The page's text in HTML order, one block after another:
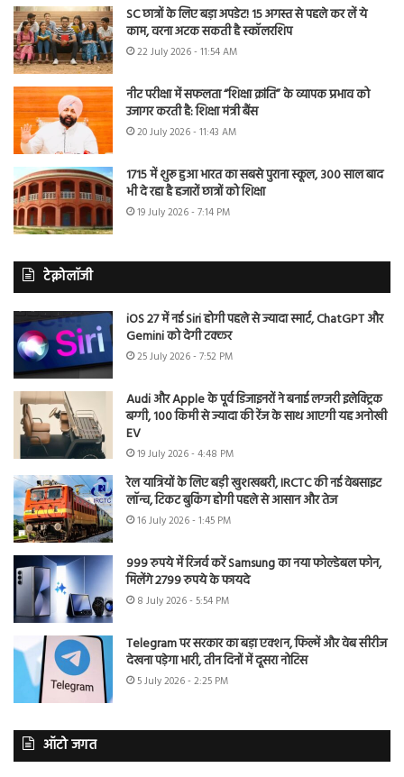
SC छात्रों के लिए बड़ा अपडेट! 15 अगस्त से पहले कर लें ये
काम, वरना अटक सकती है स्कॉलरशिप
22 July 2026 - 11:54 AM
नीट परीक्षा में सफलता “शिक्षा क्रांति” के व्यापक प्रभाव को
उजागर करती है: शिक्षा मंत्री बैंस
20 July 2026 - 11:43 AM
1715 में शुरू हुआ भारत का सबसे पुराना स्कूल, 300 साल बाद
भी दे रहा है हजारों छात्रों को शिक्षा
19 July 2026 - 7:14 PM
टेक्नोलॉजी
iOS 27 में नई Siri होगी पहले से ज्यादा स्मार्ट, ChatGPT और
Gemini को देगी टक्कर
25 July 2026 - 7:52 PM
Audi और Apple के पूर्व डिजाइनरों ने बनाई लग्जरी इलेक्ट्रिक
बग्गी, 100 किमी से ज्यादा की रेंज के साथ आएगी यह अनोखी
EV
19 July 2026 - 4:48 PM
रेल यात्रियों के लिए बड़ी खुशखबरी, IRCTC की नई वेबसाइट
लॉन्च, टिकट बुकिंग होगी पहले से आसान और तेज
16 July 2026 - 1:45 PM
999 रुपये में रिजर्व करें Samsung का नया फोल्डेबल फोन,
मिलेंगे 2799 रुपये के फायदे
8 July 2026 - 5:54 PM
Telegram पर सरकार का बड़ा एक्शन, फिल्में और वेब सीरीज
देखना पड़ेगा भारी, तीन दिनों में दूसरा नोटिस
5 July 2026 - 2:25 PM
ऑटो जगत